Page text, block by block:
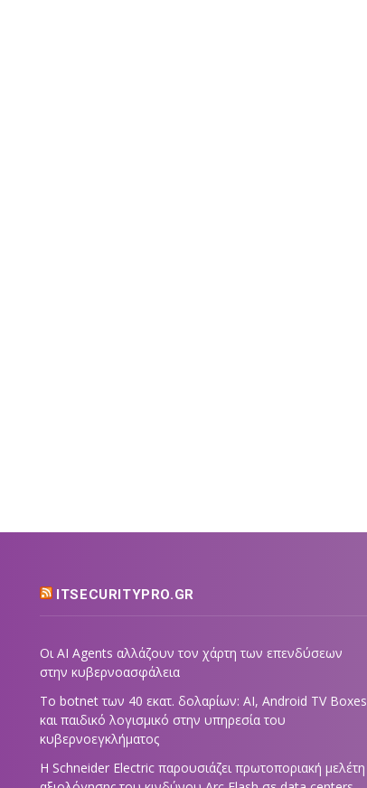
ITSECURITYPRO.GR
Οι AI Agents αλλάζουν τον χάρτη των επενδύσεων
στην κυβερνοασφάλεια
Το botnet των 40 εκατ. δολαρίων: AI, Android TV Boxes
και παιδικό λογισμικό στην υπηρεσία του
κυβερνοεγκλήματος
Η Schneider Electric παρουσιάζει πρωτοποριακή μελέτη